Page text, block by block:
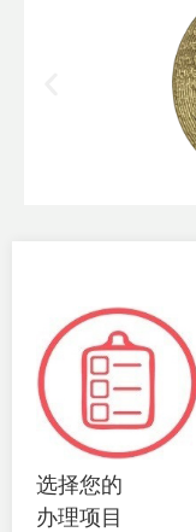
选择您的
办理项目